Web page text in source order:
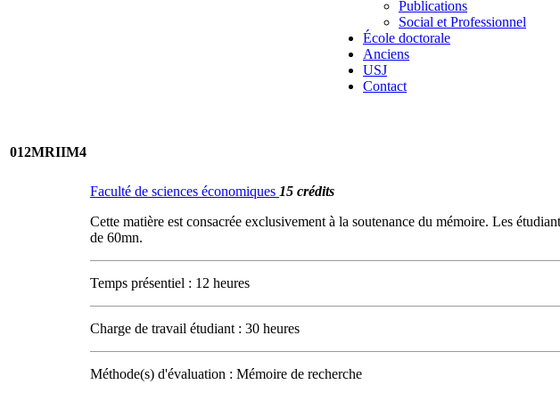
Publications
Social et Professionnel
École doctorale
Anciens
USJ
Contact
012MRIIM4
Faculté de sciences économiques 15 crédits
Cette matière est consacrée exclusivement à la soutenance du mémoire. Les
de 60mn.
Temps présentiel : 12 heures
Charge de travail étudiant : 30 heures
Méthode(s) d'évaluation : Mémoire de recherche